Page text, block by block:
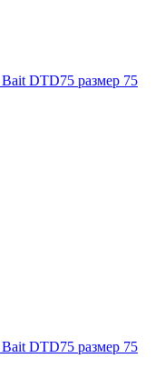
DTD75 размер 75
DTD75 размер 75